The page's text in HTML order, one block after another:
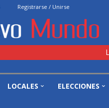
Registrarse / Unirse
LOCALES ELECCIONES